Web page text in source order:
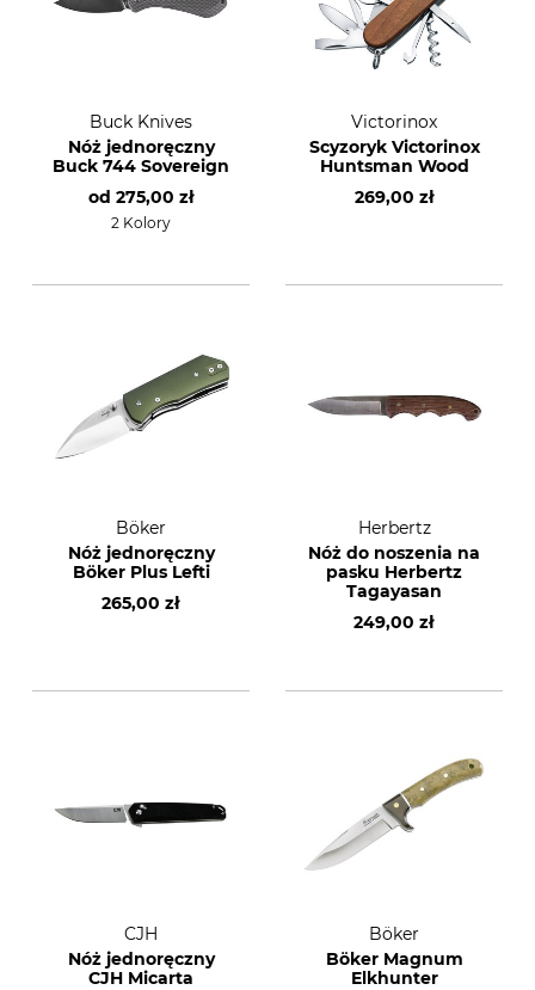
Buck Knives
Nóż jednoręczny
Buck 744 Sovereign
od 275,00 zł
2 Kolory
Victorinox
Scyzoryk Victorinox
Huntsman Wood
269,00 zł
Böker
Nóż jednoręczny
Böker Plus Lefti
265,00 zł
Herbertz
Nóż do noszenia na
pasku Herbertz
Tagayasan
249,00 zł
CJH
Nóż jednoręczny
CJH Micarta
Böker
Böker Magnum
Elkhunter